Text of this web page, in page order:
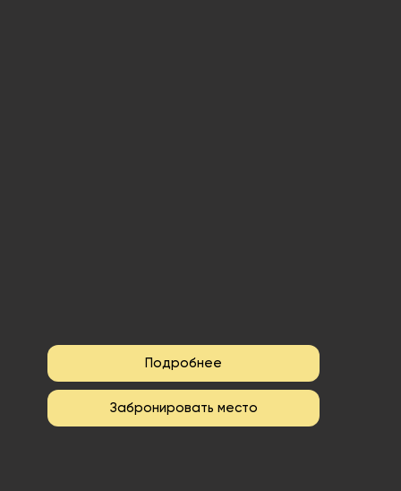
Подробнее
Забронировать место